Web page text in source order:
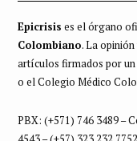
Epicrisis es el órgano
Colombiano. La
artículos firmados por
o el Colegio Médico
PBX: (+571) 746 3489 –